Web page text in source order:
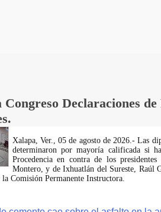
Declaraciones
Xalapa, Ver., 05 de agosto de 2026.- Las
determinaron por mayoría calificada si
Procedencia en contra de los
Montero, y de Ixhuatlán del Sureste, Raúl
la Comisión Permanente Instructora.